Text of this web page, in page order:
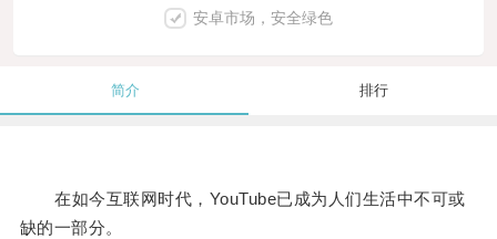
安卓市场，安全绿色
简介 排行
在如今互联网时代，YouTube已成为人们生活中不可或
缺的一部分。